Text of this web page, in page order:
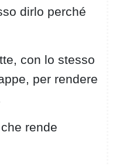
dirlo perché
con lo stesso
per rendere
rende